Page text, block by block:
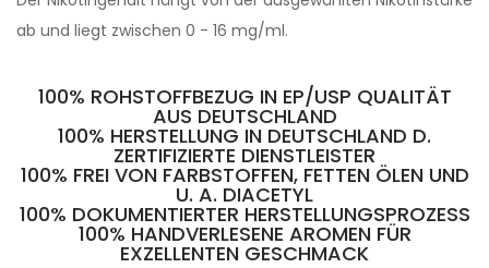
ab und liegt zwischen 0 - 16 mg/ml.
100% ROHSTOFFBEZUG IN EP/USP QUALITÄT
AUS DEUTSCHLAND
100% HERSTELLUNG IN DEUTSCHLAND D.
ZERTIFIZIERTE DIENSTLEISTER
100% FREI VON FARBSTOFFEN, FETTEN ÖLEN UND
U. A. DIACETYL
100% DOKUMENTIERTER HERSTELLUNGSPROZESS
100% HANDVERLESENE AROMEN FÜR
EXZELLENTEN GESCHMACK